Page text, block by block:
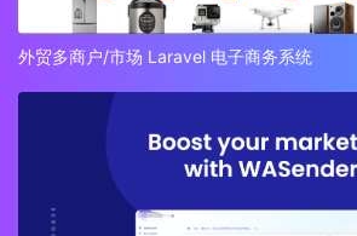
外贸多商户/市场 Laravel 电子商务系统